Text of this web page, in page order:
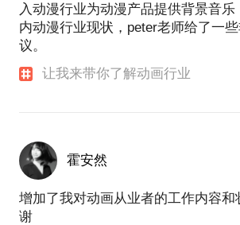
入动漫行业为动漫产品提供背景音乐
内动漫行业现状，peter老师给了一
议。
让我来带你了解动画行业
霍安然
增加了我对动画从业者的工作内容和
谢